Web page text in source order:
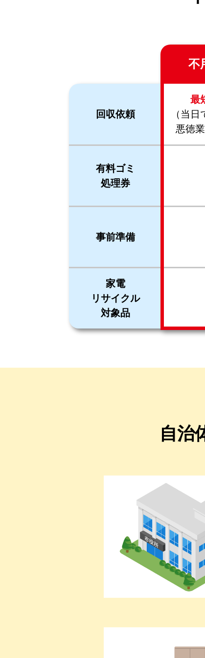
不
回収依頼
最
（当日
悪徳
有料ゴミ
処理券
事前準備
家電
リサイクル
対象品
自治